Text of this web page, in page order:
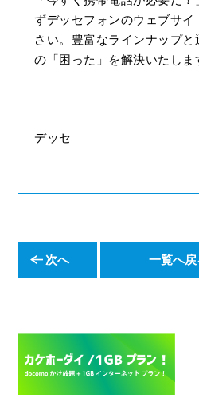
ずデッセフォンのウェブサ
さい。豊富なラインナップ
の「困った」を解決いたしま
デッセ
次へ 一覧へ戻